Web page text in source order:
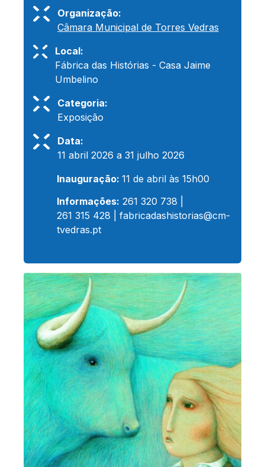
Organização:
Câmara Municipal de Torres Vedras
Local:
Fábrica das Histórias - Casa Jaime
Umbelino
Categoria:
Exposição
Data:
11 abril 2026 a 31 julho 2026
Inauguração: 11 de abril às 15h00
Informações: 261 320 738 |
261 315 428 | fabricadashistorias@cm-
tvedras.pt